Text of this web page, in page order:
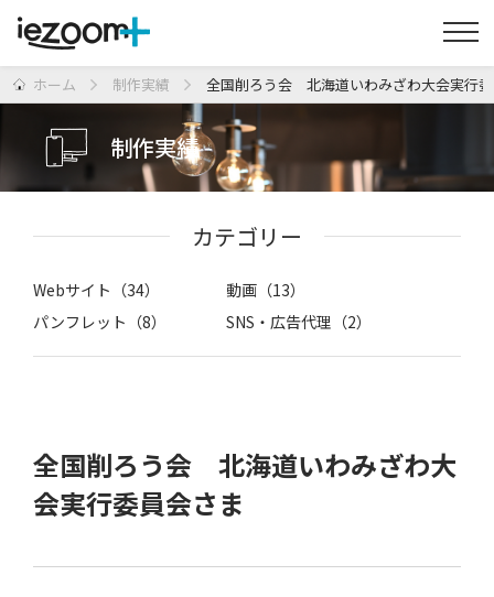
ホーム 制作実績 全国削ろう会 北海道いわみざわ大会実行
制作実績
カテゴリー
Webサイト（34）
動画（13）
パンフレット（8）
SNS・広告代理（2）
全国削ろう会 北海道いわみざわ大
会実行委員会さま